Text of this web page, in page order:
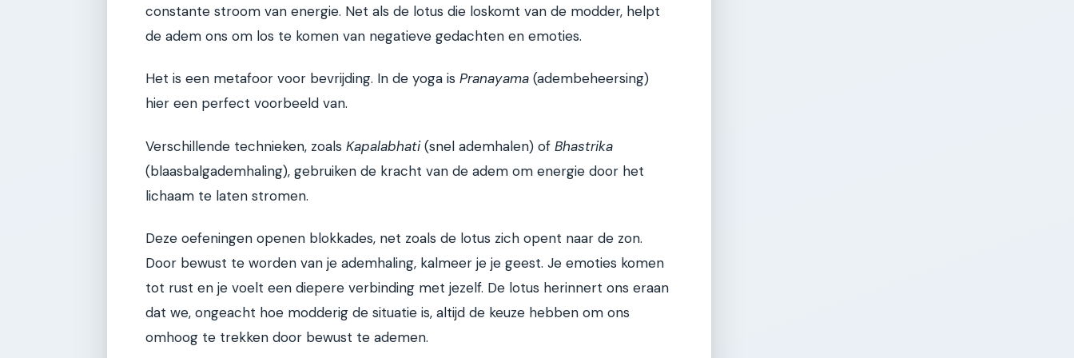
constante stroom van energie. Net als de lotus die loskomt van de modder, helpt
de adem ons om los te komen van negatieve gedachten en emoties.
Het is een metafoor voor bevrijding. In de yoga is Pranayama (adembeheersing)
hier een perfect voorbeeld van.
Verschillende technieken, zoals Kapalabhati(snel ademhalen) of Bhastrika
(blaasbalgademhaling), gebruiken de kracht van de adem om energie door het
lichaam te laten stromen.
Deze oefeningen openen blokkades, net zoals de lotus zich opent naar de zon.
Door bewust te worden van je ademhaling, kalmeer je je geest. Je emoties komen
tot rust en je voelt een diepere verbinding met jezelf. De lotus herinnert ons eraan
dat we, ongeacht hoe modderig de situatie is, altijd de keuze hebben om ons
omhoog te trekken door bewust te ademen.